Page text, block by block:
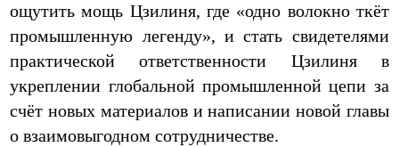
ощутить мощь Цзилиня, где «одно волокно ткёт
промышленную легенду», и стать свидетелями
практической ответственности Цзилиня в
укреплении глобальной промышленной цепи за
счёт новых материалов и написании новой главы
о взаимовыгодном сотрудничестве.